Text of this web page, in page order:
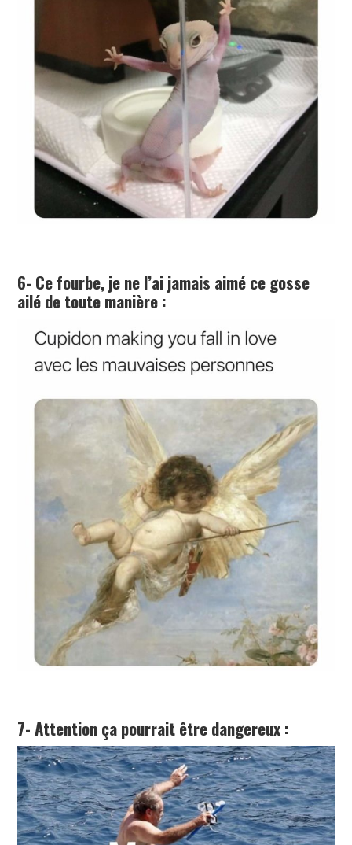
6- Ce fourbe, je ne l’ai jamais aimé ce gosse
ailé de toute manière :
7- Attention ça pourrait être dangereux :